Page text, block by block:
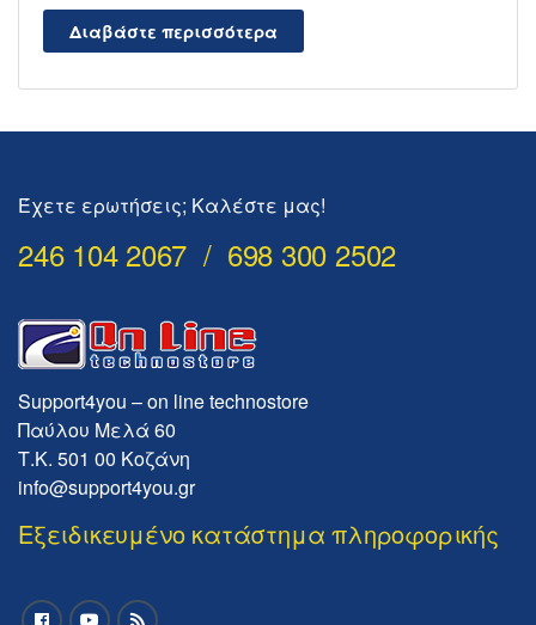
Διαβάστε περισσότερα
Έχετε ερωτήσεις; Καλέστε μας!
246 104 2067 / 698 300 2502
Support4you – on line technostore
Παύλου Μελά 60
Τ.Κ. 501 00 Κοζάνη
info@support4you.gr
Εξειδικευμένο κατάστημα πληροφορικής